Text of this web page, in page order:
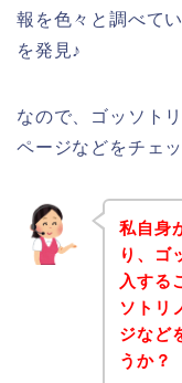
報を色々と調べて
を発見♪
なので、ゴッソト
ページなどをチェ
私自身
り、ゴ
入する
ソトリ
ジなど
うか？